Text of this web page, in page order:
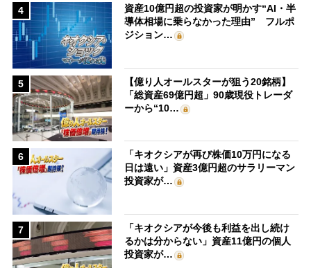
4
資産10億円超の投資家が明かす“AI・半
導体相場に乗らなかった理由” フルポ
ジション…
5
【億り人オールスターが狙う20銘柄】
「総資産69億円超」90歳現役トレーダ
ーから“10…
6
「キオクシアが再び株価10万円になる
日は遠い」資産3億円超のサラリーマン
投資家が…
7
「キオクシアが今後も利益を出し続け
るかは分からない」資産11億円の個人
投資家が…